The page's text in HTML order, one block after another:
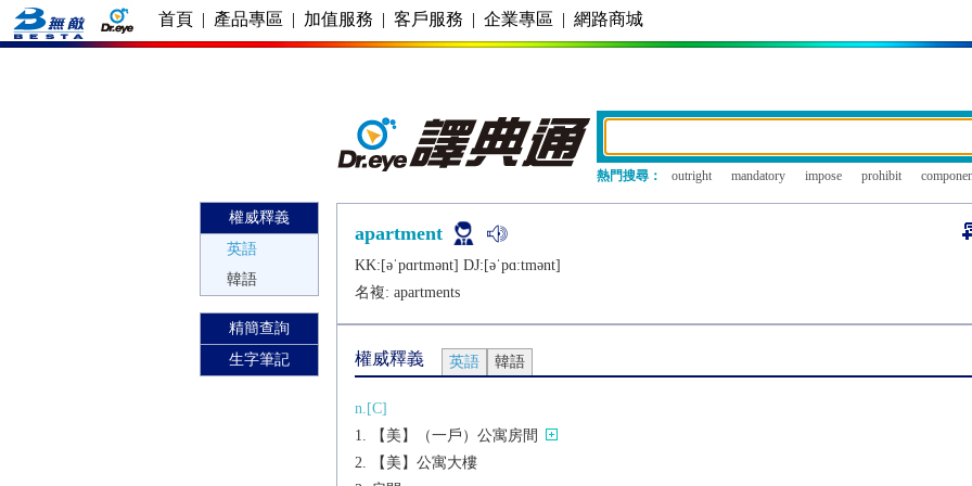
首頁 | 產品專區 | 加值服務 | 客戶服務 | 企業專區 | 網路商城
熱門搜尋： outright mandatory impose prohibit
權威釋義
英語
韓語
精簡查詢
生字筆記
apartment
KK:[ǝˈpɑrtmǝnt] DJ:[ǝˈpɑːtmǝnt]
名複: apartments
權威釋義 英語 韓語
n.[C]
【美】（一戶）公寓房間
【美】公寓大樓